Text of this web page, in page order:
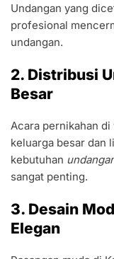
Undangan yang
profesional
undangan.
2. Distribusi
Besar
Acara pernikahan
keluarga besar dan
kebutuhan
sangat penting.
3. Desain
Elegan